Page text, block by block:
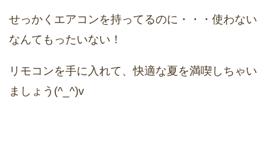
せっかくエアコンを持ってるのに・・・使わない
なんてもったいない！
リモコンを手に入れて、快適な夏を満喫しちゃい
ましょう(^_^)v